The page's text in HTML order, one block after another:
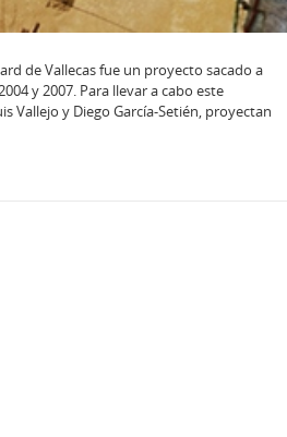
de Vallecas fue un proyecto sacado a
y 2007. Para llevar a cabo este
Vallejo y Diego García-Setién, proyectan